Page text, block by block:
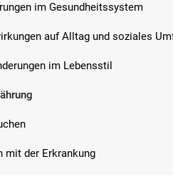
im Gesundheitssystem
auf Alltag und soziales
im Lebensstil
mit der Erkrankung